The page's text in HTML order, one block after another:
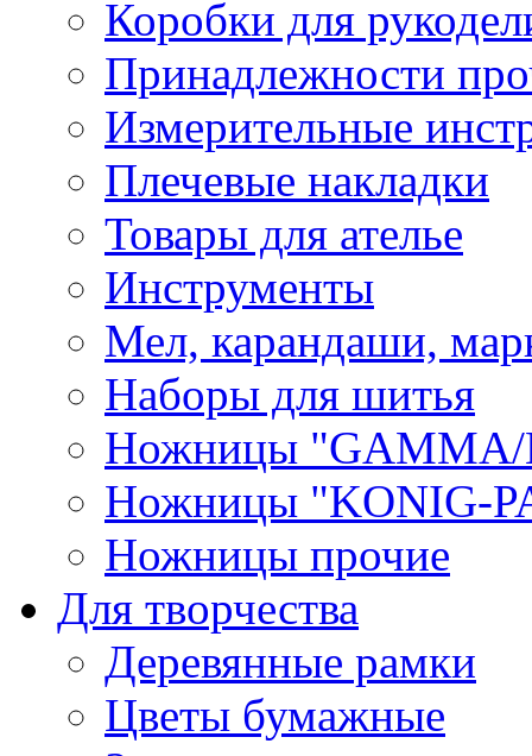
Коробки для
Принадлежности
Измерительные
Плечевые накладки
Товары для ателье
Инструменты
Мел, карандаши,
Наборы для шитья
Ножницы "GAMMA/
Ножницы "KONIG-
Ножницы прочие
Для творчества
Деревянные рамки
Цветы бумажные